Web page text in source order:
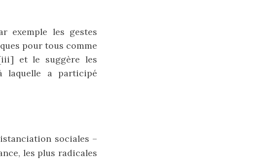
exemple les gestes
pour tous comme
et le suggère les
laquelle a participé
sociales –
les plus radicales